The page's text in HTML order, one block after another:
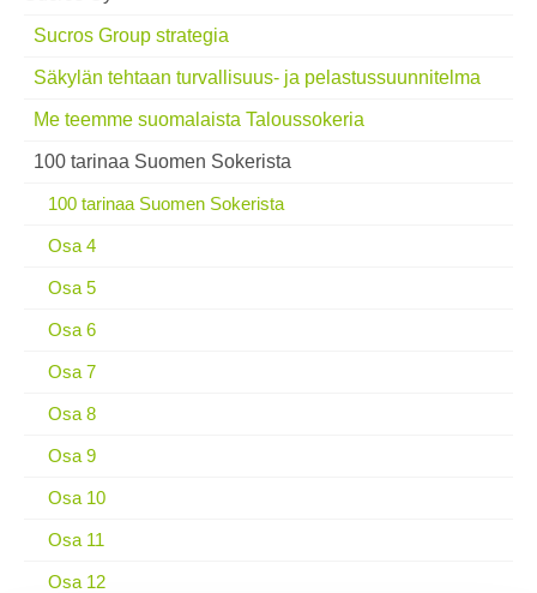
Sucros Group strategia
Säkylän tehtaan turvallisuus- ja pelastussuunnitelma
Me teemme suomalaista Taloussokeria
100 tarinaa Suomen Sokerista
100 tarinaa Suomen Sokerista
Osa 4
Osa 5
Osa 6
Osa 7
Osa 8
Osa 9
Osa 10
Osa 11
Osa 12